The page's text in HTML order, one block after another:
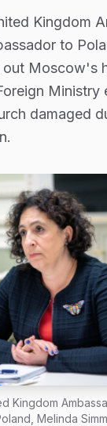
Kingdom
to
out Moscow's
Ministry
damaged
Kingdom
Melinda